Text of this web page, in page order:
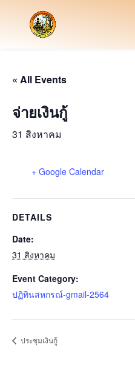
« All Events
จ่ายเงินกู้
31 สิงหาคม
+ Google Calendar
DETAILS
Date:
31 สิงหาคม
Event Category:
ปฏิทินสหกรณ์-gmail-2564
ประชุมเงินกู้